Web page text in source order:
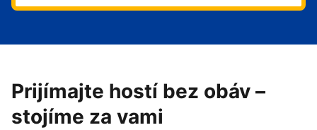
Prijímajte hostí bez obáv –
stojíme za vami